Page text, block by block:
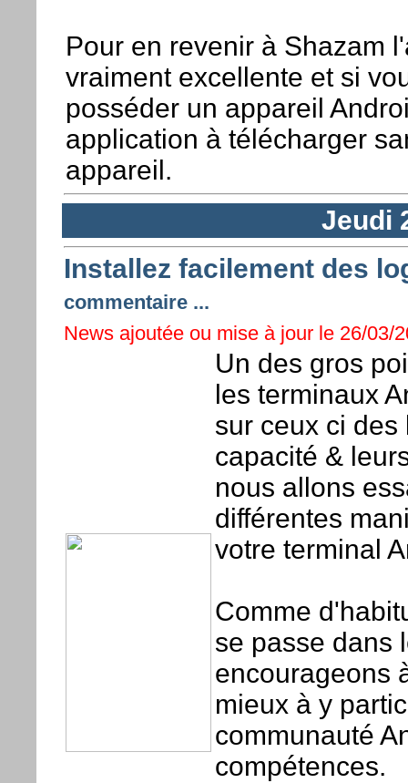
Pour en revenir à Shazam
vraiment excellente et si
posséder un appareil
application à télécharger
appareil.
Jeudi
Installez facilement des
commentaire ...
News ajoutée ou mise à jour le 26/03/
Un des gros
les terminaux
sur ceux ci
capacité &
nous allons
différentes
votre terminal
Comme
se passe dans
encourageons
mieux à y
communauté
compétences.